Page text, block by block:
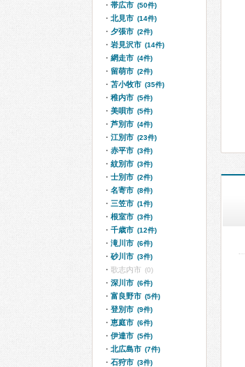
帯広市 (50件)
北見市 (14件)
夕張市 (2件)
岩見沢市 (14件)
網走市 (4件)
留萌市 (2件)
苫小牧市 (35件)
稚内市 (5件)
美唄市 (5件)
芦別市 (4件)
江別市 (23件)
赤平市 (3件)
紋別市 (3件)
士別市 (2件)
名寄市 (8件)
三笠市 (1件)
根室市 (3件)
千歳市 (12件)
滝川市 (6件)
砂川市 (3件)
歌志内市 (0)
深川市 (6件)
富良野市 (5件)
登別市 (9件)
恵庭市 (6件)
伊達市 (5件)
北広島市 (7件)
石狩市 (3件)